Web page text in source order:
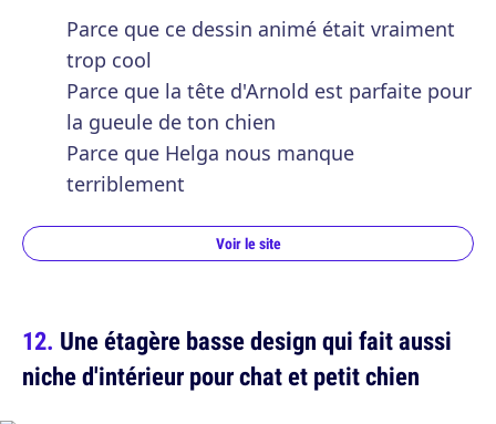
Parce que ce dessin animé était vraiment
trop cool
Parce que la tête d'Arnold est parfaite pour
la gueule de ton chien
Parce que Helga nous manque
terriblement
Voir le site
Une étagère basse design qui fait aussi
niche d'intérieur pour chat et petit chien